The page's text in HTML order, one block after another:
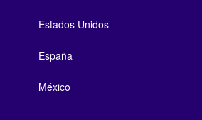
Estados Unidos
España
México